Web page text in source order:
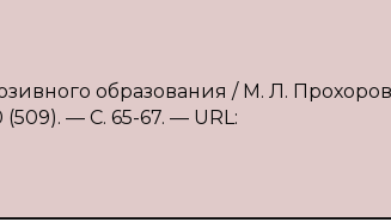
образования / М. Л.
— С. 65-67. — URL: